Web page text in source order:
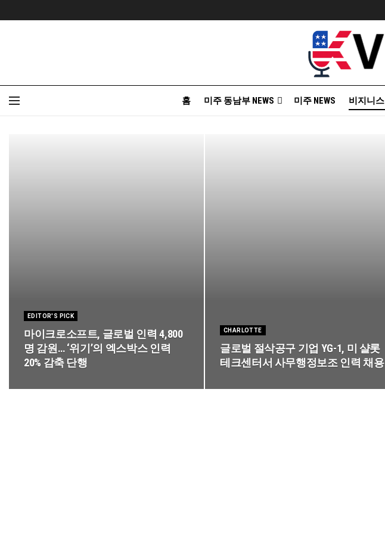
홈 미주 동남부 NEWS 미주 NEWS 비지니스
EDITOR'S PICK
마이크로소프트, 글로벌 인력 4,800
명 감원… ‘위기’의 엑스박스 인력
20% 감축 단행
CHARLOTTE
글로벌 절삭공구 기업 YG-1, 미 샬롯
테크센터서 사무행정보조 인력 채용